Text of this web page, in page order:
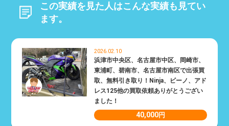
この実績を見た人はこんな実績も見てい
ます。
2026.02.10
浜津市中央区、名古屋市中区、岡崎市、
東浦町、碧南市、名古屋市南区で出張買
取、無料引き取り！Ninja、ビーノ、アド
レス125他の買取依頼ありがとうござい
ました！
40,000円